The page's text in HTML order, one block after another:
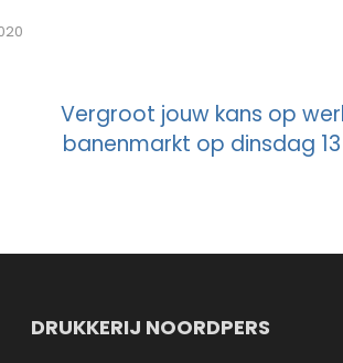
Vergroot jouw kans op
banenmarkt op dinsdag
DRUKKERIJ NOORDPERS